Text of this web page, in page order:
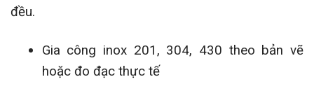
đều.
Gia công inox 201, 304, 430 theo bản vẽ
hoặc đo đạc thực tế